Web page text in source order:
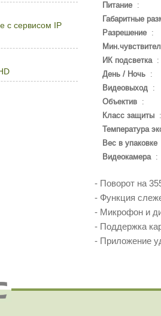
Питание :
Габаритные
Разрешение :
ИК подсветка:
День / Ночь :
Видеовыход :
Объектив :
Класс защиты :
Температура
Вес в упаковке
Видеокамера:
- Поворот на
- Функция
- Микрофон и
- Поддержка
- Приложение
с сервисом IP